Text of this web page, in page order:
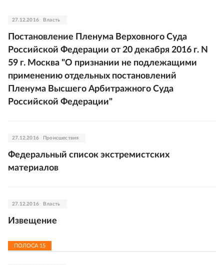
27.12.2016 Власть
Постановление Пленума Верховного Суда
Российской Федерации от 20 декабря 2016 г. N
59 г. Москва "О признании не подлежащими
применению отдельных постановлений
Пленума Высшего Арбитражного Суда
Российской Федерации"
27.12.2016 Происшествия
Федеральный список экстремистских
материалов
27.12.2016 Власть
Извещение
ПОЛОСА 15